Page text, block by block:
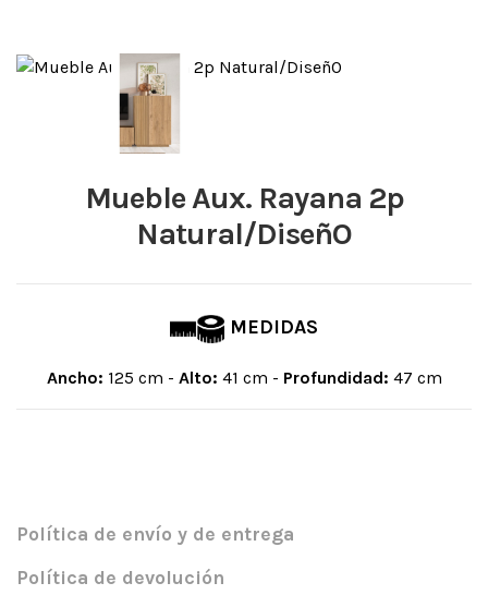
Mueble Aux. Rayana 2p
Natural/DiseñO
MEDIDAS
Ancho: 125 cm - Alto: 41 cm - Profundidad: 47 cm
Política de envío y de entrega
Política de devolución